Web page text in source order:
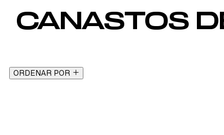
CANASTOS
ORDENAR POR